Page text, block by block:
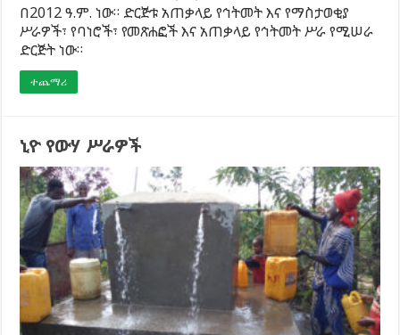
በ2012 ዓ.ም. ነው። ድርጅቱ አጠቃላይ የኅትመት እና የማስታወቂያ
ሥራዎች፣ የባነሮች፣ የመጽሐፎች እና አጠቃላይ የኅትመት ሥራ የሚሠራ
ድርጅት ነው።
ተጨማሪ
ኒዮ የውሃ ሥራዎች